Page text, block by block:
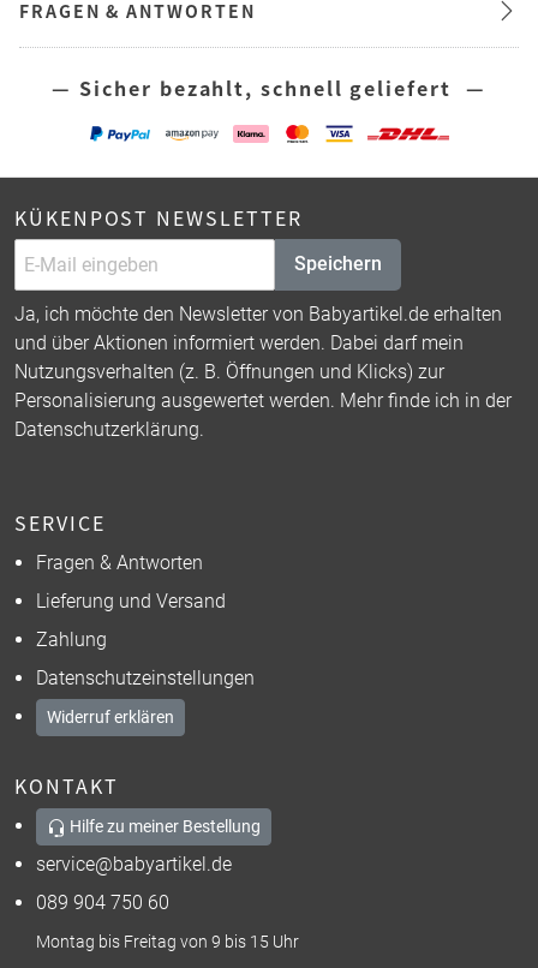
FRAGEN & ANTWORTEN
— Sicher bezahlt, schnell geliefert —
KÜKENPOST NEWSLETTER
Speichern
Ja, ich möchte den Newsletter von Babyartikel.de erhalten
und über Aktionen informiert werden. Dabei darf mein
Nutzungsverhalten (z. B. Öffnungen und Klicks) zur
Personalisierung ausgewertet werden. Mehr finde ich in der
Datenschutzerklärung.
SERVICE
Fragen & Antworten
Lieferung und Versand
Zahlung
Datenschutzeinstellungen
Widerruf erklären
KONTAKT
Hilfe zu meiner Bestellung
service@babyartikel.de
089 904 750 60
Montag bis Freitag von 9 bis 15 Uhr